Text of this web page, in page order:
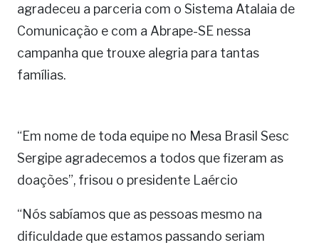
agradeceu a parceria com o Sistema Atalaia de
Comunicação e com a Abrape-SE nessa
campanha que trouxe alegria para tantas
famílias.
“Em nome de toda equipe no Mesa Brasil Sesc
Sergipe agradecemos a todos que fizeram as
doações”, frisou o presidente Laércio
“Nós sabíamos que as pessoas mesmo na
dificuldade que estamos passando seriam